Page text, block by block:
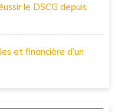
le DSCG depuis
et financière d’un